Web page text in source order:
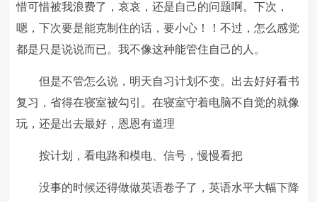
惜可惜被我浪费了，哀哀，还是自己的问题啊。下次，
嗯，下次要是能克制住的话，要小心！！不过，怎么感觉
都是只是说说而已。我不像这种能管住自己的人。
但是不管怎么说，明天自习计划不变。出去好好看书
复习，省得在寝室被勾引。在寝室守着电脑不自觉的就像
玩，还是出去最好，恩恩有道理
按计划，看电路和模电、信号，慢慢看把
没事的时候还得做做英语卷子了，英语水平大幅下降